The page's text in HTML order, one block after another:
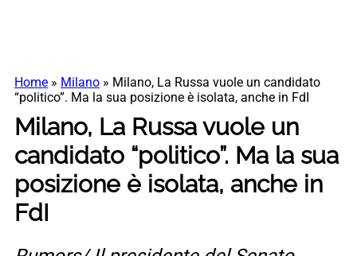
Home » Milano » Milano, La Russa vuole un candidato
“politico”. Ma la sua posizione è isolata, anche in FdI
Milano, La Russa vuole un
candidato “politico”. Ma la sua
posizione è isolata, anche in
FdI